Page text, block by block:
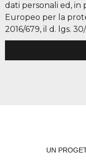
dati personali ed, in
Europeo per la
2016/679, il d. lgs.
UN